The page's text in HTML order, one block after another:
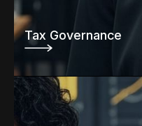
Tax Governance